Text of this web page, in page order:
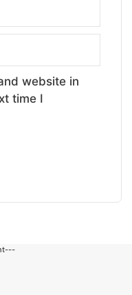
website in
time I